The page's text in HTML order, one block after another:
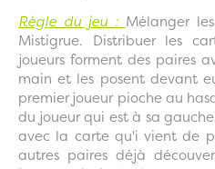
Règle du jeu : Mélanger
Mistigrue. Distribuer les
joueurs forment des paires
main et les posent devant
premier joueur pioche au
du joueur qui est à sa
avec la carte qu'i vient de
autres paires déjà